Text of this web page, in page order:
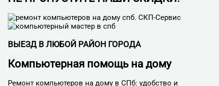
ВЫЕЗД В ЛЮБОЙ РАЙОН ГОРОДА
Компьютерная помощь на дому
Ремонт компьютеров на дому в СПб: удобство и